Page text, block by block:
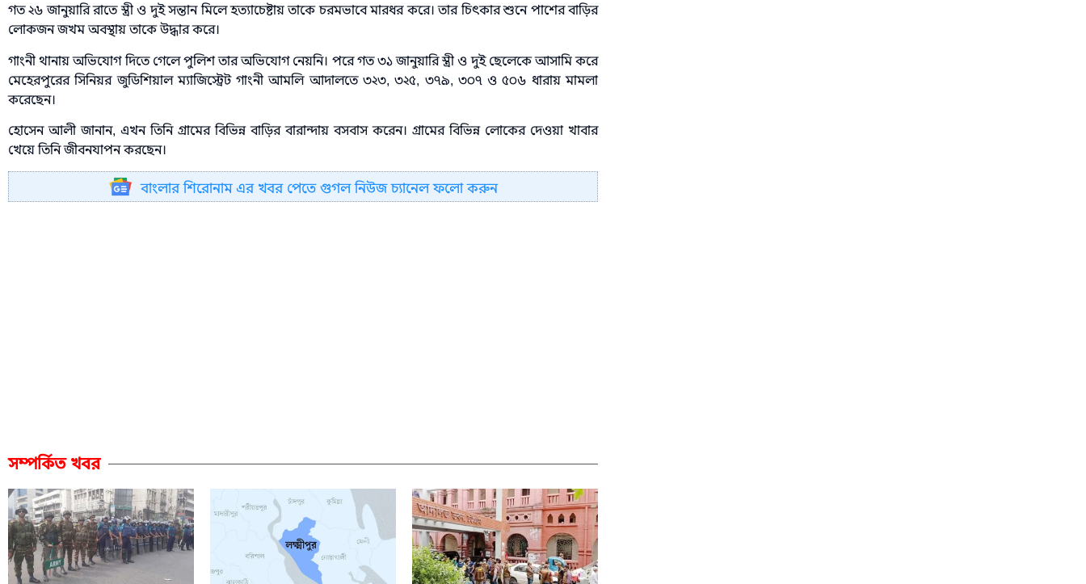
গত ২৬ জানুয়ারি রাতে স্ত্রী ও দুই সন্তান মিলে হত্যাচেষ্টায় তাকে চরমভাবে মারধর করে। তার চিৎকার শুনে পাশের বাড়ির
লোকজন জখম অবস্থায় তাকে উদ্ধার করে।
গাংনী থানায় অভিযোগ দিতে গেলে পুলিশ তার অভিযোগ নেয়নি। পরে গত ৩১ জানুয়ারি স্ত্রী ও দুই ছেলেকে আসামি করে
মেহেরপুরের সিনিয়র জুডিশিয়াল ম্যাজিস্ট্রেট গাংনী আমলি আদালতে ৩২৩, ৩২৫, ৩৭৯, ৩০৭ ও ৫০৬ ধারায় মামলা
করেছেন।
হোসেন আলী জানান, এখন তিনি গ্রামের বিভিন্ন বাড়ির বারান্দায় বসবাস করেন। গ্রামের বিভিন্ন লোকের দেওয়া খাবার
খেয়ে তিনি জীবনযাপন করছেন।
বাংলার শিরোনাম এর খবর পেতে গুগল নিউজ চ্যানেল ফলো করুন
সম্পর্কিত খবর